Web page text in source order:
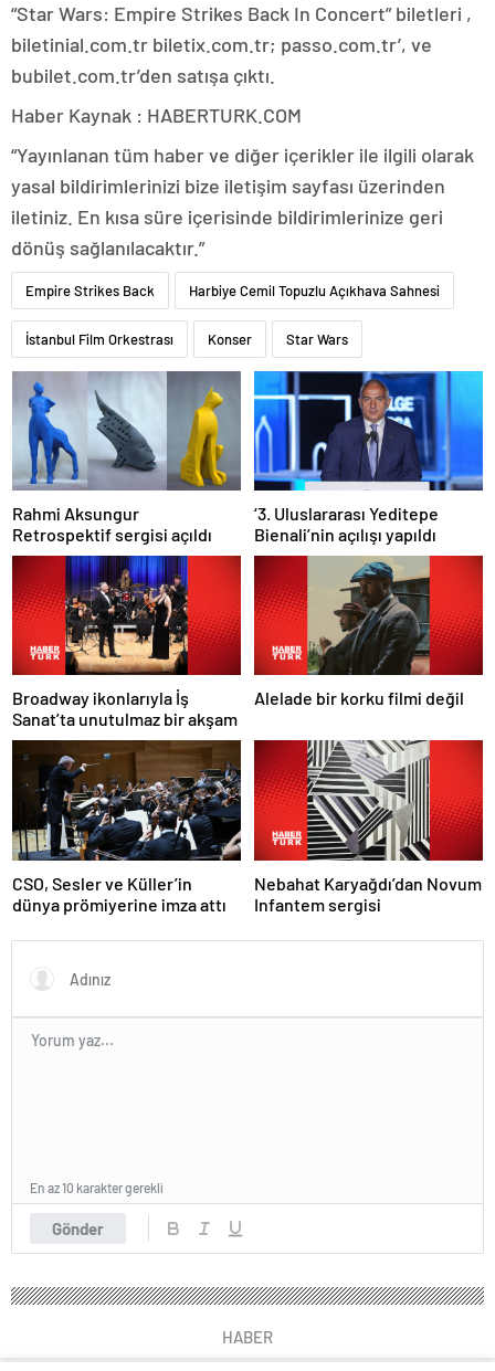
“Star Wars: Empire Strikes Back In Concert” biletleri ,
biletinial.com.tr biletix.com.tr; passo.com.tr’, ve
bubilet.com.tr’den satışa çıktı.
Haber Kaynak : HABERTURK.COM
“Yayınlanan tüm haber ve diğer içerikler ile ilgili olarak
yasal bildirimlerinizi bize iletişim sayfası üzerinden
iletiniz. En kısa süre içerisinde bildirimlerinize geri
dönüş sağlanılacaktır.”
Empire Strikes Back Harbiye Cemil Topuzlu Açıkhava Sahnesi
İstanbul Film Orkestrası Konser Star Wars
Rahmi Aksungur
Retrospektif sergisi açıldı
‘3. Uluslararası Yeditepe
Bienali’nin açılışı yapıldı
Broadway ikonlarıyla İş
Sanat’ta unutulmaz bir akşam
Alelade bir korku filmi değil
CSO, Sesler ve Küller’in
dünya prömiyerine imza attı
Nebahat Karyağdı’dan Novum
Infantem sergisi
Gönder
En az 10 karakter gerekli
HABER